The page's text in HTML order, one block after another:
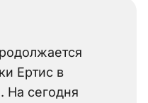
Ертис в
На сегодня